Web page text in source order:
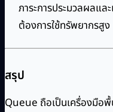
ภาระการประมวลผลแล
ต้องการใช้ทรัพยากรสูง
สรุป
Queue ถือเป็นเครื่องมือ